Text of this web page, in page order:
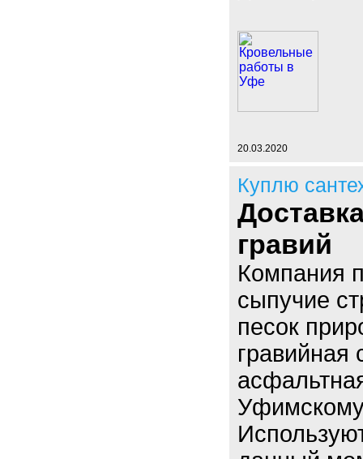
20.03.2020
Куплю
гравий
Компания
сыпучие
песок
гравийная